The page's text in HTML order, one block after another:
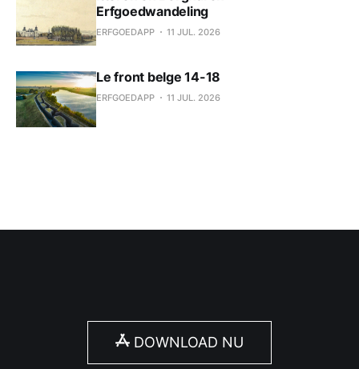
Erfgoedwandeling
ERFGOEDAPP 11 JUL. 2026
Le front belge 14-18
ERFGOEDAPP 11 JUL. 2026
DOWNLOAD NU